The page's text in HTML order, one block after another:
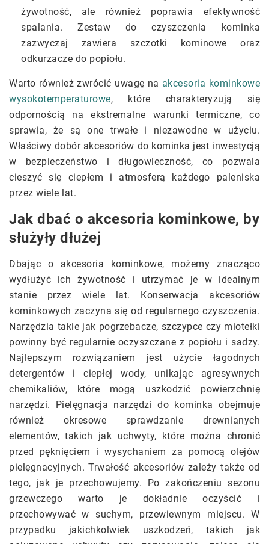
żywotność, ale również poprawia efektywność
spalania. Zestaw do czyszczenia kominka
zazwyczaj zawiera szczotki kominowe oraz
odkurzacze do popiołu.
Warto również zwrócić uwagę na akcesoria kominkowe
wysokotemperaturowe, które charakteryzują się
odpornością na ekstremalne warunki termiczne, co
sprawia, że są one trwałe i niezawodne w użyciu.
Właściwy dobór akcesoriów do kominka jest inwestycją
w bezpieczeństwo i długowieczność, co pozwala
cieszyć się ciepłem i atmosferą każdego paleniska
przez wiele lat.
Jak dbać o akcesoria kominkowe, by
służyły dłużej
Dbając o akcesoria kominkowe, możemy znacząco
wydłużyć ich żywotność i utrzymać je w idealnym
stanie przez wiele lat. Konserwacja akcesoriów
kominkowych zaczyna się od regularnego czyszczenia.
Narzędzia takie jak pogrzebacze, szczypce czy miotełki
powinny być regularnie oczyszczane z popiołu i sadzy.
Najlepszym rozwiązaniem jest użycie łagodnych
detergentów i ciepłej wody, unikając agresywnych
chemikaliów, które mogą uszkodzić powierzchnię
narzędzi. Pielęgnacja narzędzi do kominka obejmuje
również okresowe sprawdzanie drewnianych
elementów, takich jak uchwyty, które można chronić
przed pęknięciem i wysychaniem za pomocą olejów
pielęgnacyjnych. Trwałość akcesoriów zależy także od
tego, jak je przechowujemy. Po zakończeniu sezonu
grzewczego warto je dokładnie oczyścić i
przechowywać w suchym, przewiewnym miejscu. W
przypadku jakichkolwiek uszkodzeń, takich jak